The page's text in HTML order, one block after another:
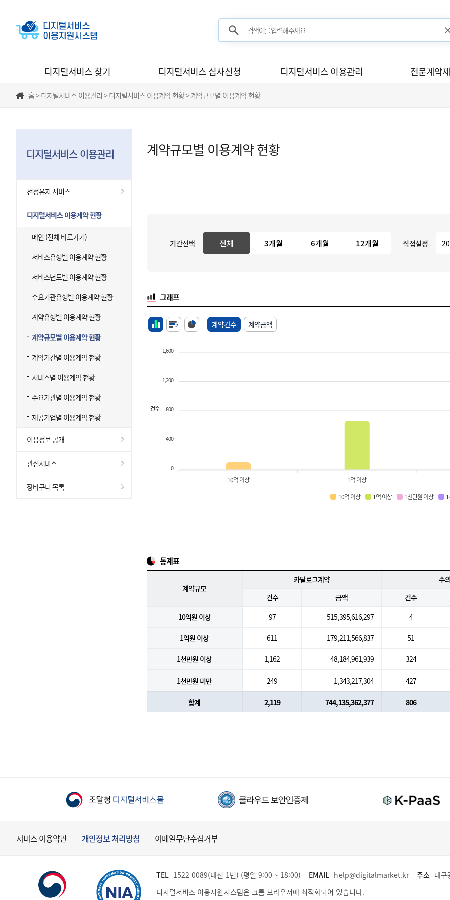
검색어를 입력해주세요
디지털서비스 찾기 디지털서비스 심사신청 디지털서비스 이용관리 전문계약
홈 > 디지털서비스 이용관리 > 디지털서비스 이용계약 현황 > 계약규모별 이용계약 현황
디지털서비스 이용관리
선정유지 서비스
디지털서비스 이용계약 현황
메인 (전체 바로가기)
서비스유형별 이용계약 현황
서비스년도별 이용계약 현황
수요기관유형별 이용계약 현황
계약유형별 이용계약 현황
계약규모별 이용계약 현황
계약기간별 이용계약 현황
서비스별 이용계약 현황
수요기관별 이용계약 현황
제공기업별 이용계약 현황
이용정보 공개
관심서비스
장바구니 목록
계약규모별 이용계약 현황
기간선택 전체 3개월 6개월 12개월 직접설정
그래프
계약건수 계약금액
10억 이상 1억 이상 1천만원 이상
1,600
1,200
800
400
0
건수
10억 이상 1억 이상
통계표
계약규모
카탈로그계약
수
건수
금액
건수
10억원 이상
97 515,395,616,297 4
1억원 이상 611 179,211,566,837 51
1천만원 이상 1,162 48,184,961,939 324
1천만원 미만 249 1,343,217,304 427
합계 2,119 744,135,362,377 806
서비스 이용약관 개인정보 처리방침 이메일무단수집거부
TEL 1522-0089(내선 1번) (평일 9:00 ~ 18:00) EMAIL help@digitalmarket.kr 주소 대
디지털서비스 이용지원시스템은 크롬 브라우저에 최적화되어 있습니다.